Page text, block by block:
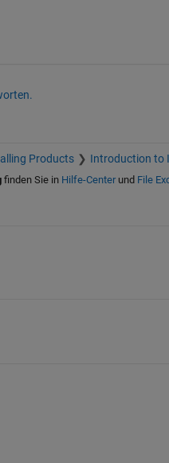
Products Introduction to
finden Sie in Hilfe-Centerund File